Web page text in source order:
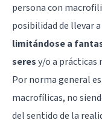
persona con
posibilidad de llevar
limitándose a
seresy/o a prácticas
Por norma general
macrofílicas, no
del sentido de la